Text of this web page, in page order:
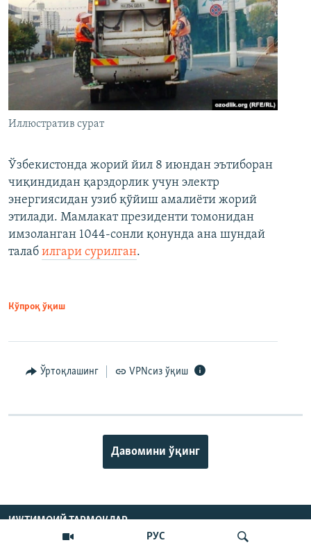
РУС
Иллюстратив сурат
Ўзбекистонда жорий йил 8 июндан эътиборан
чиқиндидан қарздорлик учун электр
энергиясидан узиб қўйиш амалиёти жорий
этилади. Мамлакат президенти томонидан
имзоланган 1044-сонли қонунда ана шундай
талаб илгари сурилган.
Кўпроқ ўқиш
Ўртоқлашинг VPNсиз ўқиш
Давомини ўқинг
ИЖТИМОИЙ ТАРМОҚЛАР